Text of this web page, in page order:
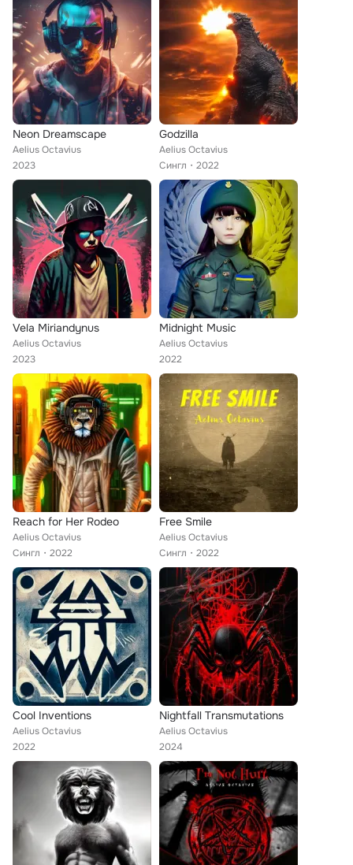
Neon Dreamscape
Aelius Octavius
2023
Godzilla
Aelius Octavius
Сингл
2022
Vela Miriandynus
Aelius Octavius
2023
Midnight Music
Aelius Octavius
2022
Reach for Her Rodeo
Aelius Octavius
Сингл
2022
Free Smile
Aelius Octavius
Сингл
2022
Cool Inventions
Aelius Octavius
2022
Nightfall Transmutations
Aelius Octavius
2024